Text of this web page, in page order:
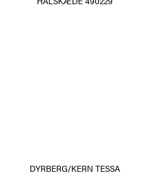
DYRBERG/KERN TESSA